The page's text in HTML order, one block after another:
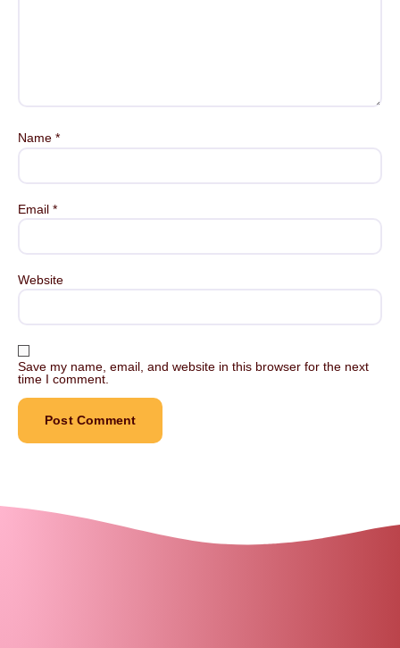
Name *
Email *
Website
Save my name, email, and website in this browser for the next
time I comment.